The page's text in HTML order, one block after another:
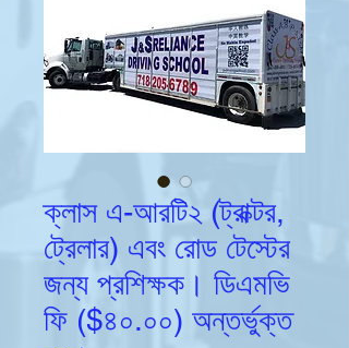
ক্লাস এ-আরটি২ (ট্রাক্টর,
ট্রেলার) এবং রোড টেস্টের
জন্য প্রশিক্ষক। ডিএমভি
ফি ($৪০.০০) অন্তর্ভুক্ত